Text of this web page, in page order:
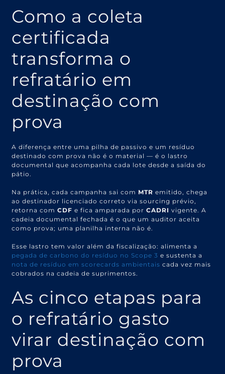
Como a coleta
certificada
transforma o
refratário em
destinação com
prova
A diferença entre uma pilha de passivo e um resíduo
destinado com prova não é o material — é o lastro
documental que acompanha cada lote desde a saída do
pátio.
Na prática, cada campanha sai com MTR emitido, chega
ao destinador licenciado correto via sourcing prévio,
retorna comCDF e fica amparada porCADRI vigente. A
cadeia documental fechada é o que um auditor aceita
como prova; uma planilha interna não é.
Esse lastro tem valor além da fiscalização: alimenta a
pegada de carbono do resíduo no Scope 3 e sustenta a
nota de resíduo em scorecards ambientais cada vez mais
cobrados na cadeia de suprimentos.
As cinco etapas para
o refratário gasto
virar destinação com
prova